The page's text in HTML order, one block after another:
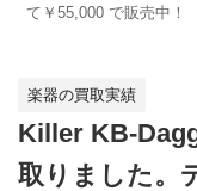
て￥55,000 で販売中！
楽器の買取実績
Killer KB-
取りました。